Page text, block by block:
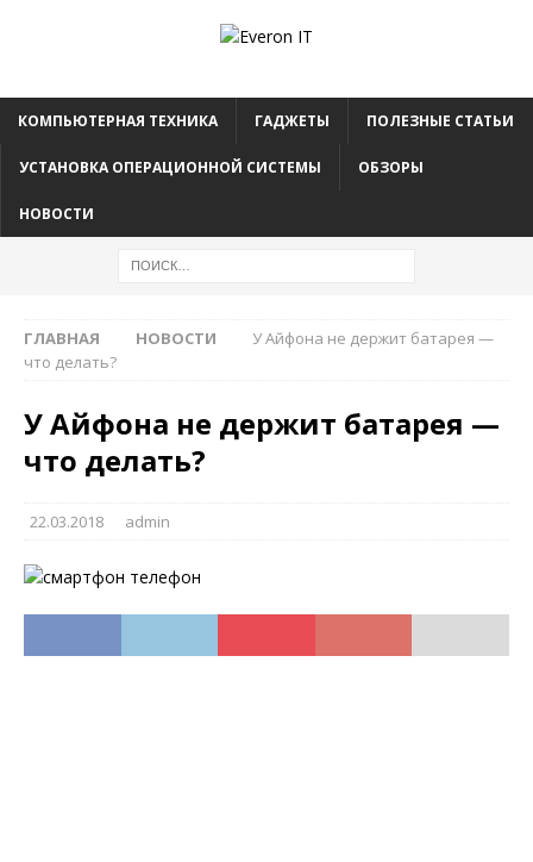
КОМПЬЮТЕРНАЯ ТЕХНИКА ГАДЖЕТЫ ПОЛЕЗНЫЕ СТАТЬИ
УСТАНОВКА ОПЕРАЦИОННОЙ СИСТЕМЫ ОБЗОРЫ
НОВОСТИ
ГЛАВНАЯ НОВОСТИ
У Айфона не держит батарея —
что делать?
У Айфона не держит батарея —
что делать?
22.03.2018 admin